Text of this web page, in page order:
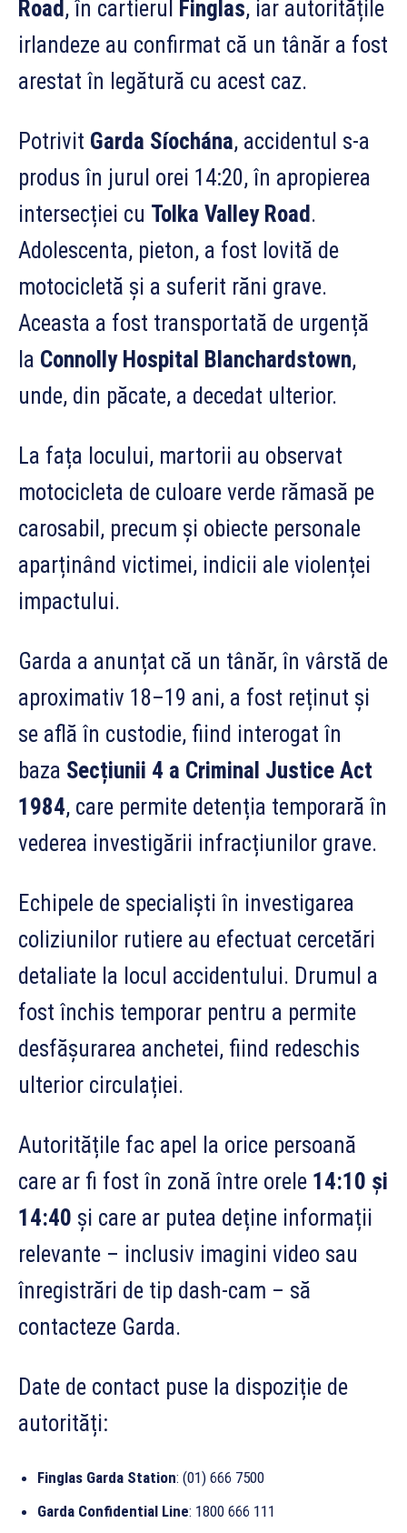
Road, în cartierul Finglas, iar autoritățile
irlandeze au confirmat că un tânăr a fost
arestat în legătură cu acest caz.
Potrivit Garda Síochána, accidentul s-a
produs în jurul orei 14:20, în apropierea
intersecției cu Tolka Valley Road.
Adolescenta, pieton, a fost lovită de
motocicletă și a suferit răni grave.
Aceasta a fost transportată de urgență
la Connolly Hospital Blanchardstown,
unde, din păcate, a decedat ulterior.
La fața locului, martorii au observat
motocicleta de culoare verde rămasă pe
carosabil, precum și obiecte personale
aparținând victimei, indicii ale violenței
impactului.
Garda a anunțat că un tânăr, în vârstă de
aproximativ 18–19 ani, a fost reținut și
se află în custodie, fiind interogat în
baza Secțiunii 4 a Criminal Justice Act
1984, care permite detenția temporară în
vederea investigării infracțiunilor grave.
Echipele de specialiști în investigarea
coliziunilor rutiere au efectuat cercetări
detaliate la locul accidentului. Drumul a
fost închis temporar pentru a permite
desfășurarea anchetei, fiind redeschis
ulterior circulației.
Autoritățile fac apel la orice persoană
care ar fi fost în zonă între orele 14:10 și
14:40 și care ar putea deține informații
relevante – inclusiv imagini video sau
înregistrări de tip dash-cam – să
contacteze Garda.
Date de contact puse la dispoziție de
autorități:
Finglas Garda Station: (01) 666 7500
Garda Confidential Line: 1800 666 111